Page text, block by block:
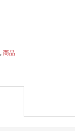
, 商品